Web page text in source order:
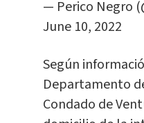
— Perico Negro
June 10, 2022
Según
Departamento
Condado de